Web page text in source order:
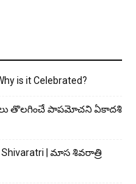
is it Celebrated?
తొలగించే పాపమోచని ఏకాదశి
Shivaratri | మాస శివరాత్రి